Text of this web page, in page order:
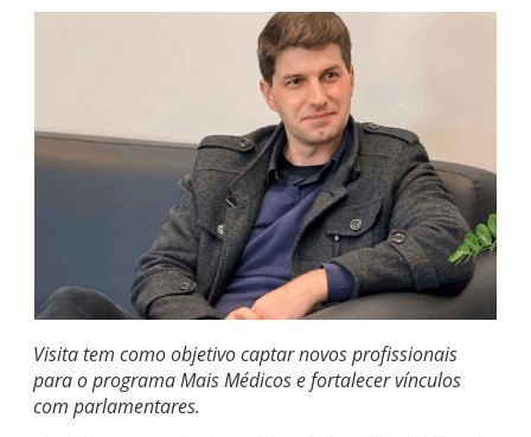
Visita tem como objetivo captar novos profissionais
para o programa Mais Médicos e fortalecer vínculos
com parlamentares.